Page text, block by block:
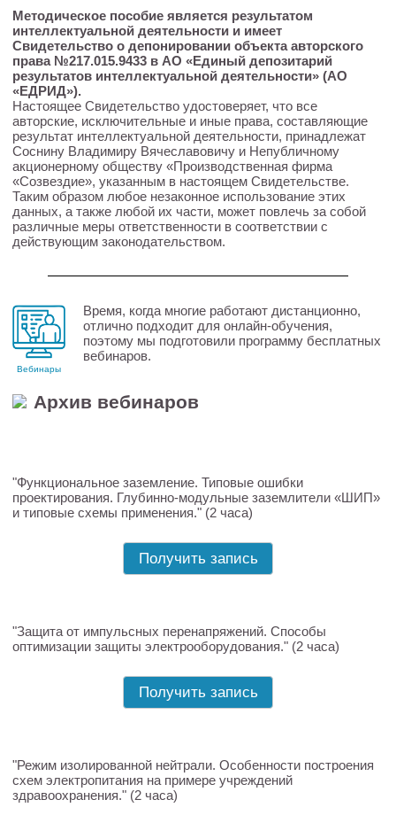
Методическое пособие является результатом
интеллектуальной деятельности и имеет
Свидетельство о депонировании объекта авторского
права №217.015.9433 в АО «Единый депозитарий
результатов интеллектуальной деятельности» (АО
«ЕДРИД»).
Настоящее Свидетельство удостоверяет, что все
авторские, исключительные и иные права, составляющие
результат интеллектуальной деятельности, принадлежат
Соснину Владимиру Вячеславовичу и Непубличному
акционерному обществу «Производственная фирма
«Созвездие», указанным в настоящем Свидетельстве.
Таким образом любое незаконное использование этих
данных, а также любой их части, может повлечь за собой
различные меры ответственности в соответствии с
действующим законодательством.
Вебинары
Время, когда многие работают дистанционно,
отлично подходит для онлайн-обучения,
поэтому мы подготовили программу бесплатных
вебинаров.
Архив вебинаров
"Функциональное заземление. Типовые ошибки
проектирования. Глубинно-модульные заземлители «ШИП»
и типовые схемы применения." (2 часа)
Получить запись
"Защита от импульсных перенапряжений. Способы
оптимизации защиты электрооборудования." (2 часа)
Получить запись
"Режим изолированной нейтрали. Особенности построения
схем электропитания на примере учреждений
здравоохранения." (2 часа)